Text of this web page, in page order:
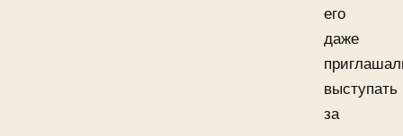
его
даже
выступать
за